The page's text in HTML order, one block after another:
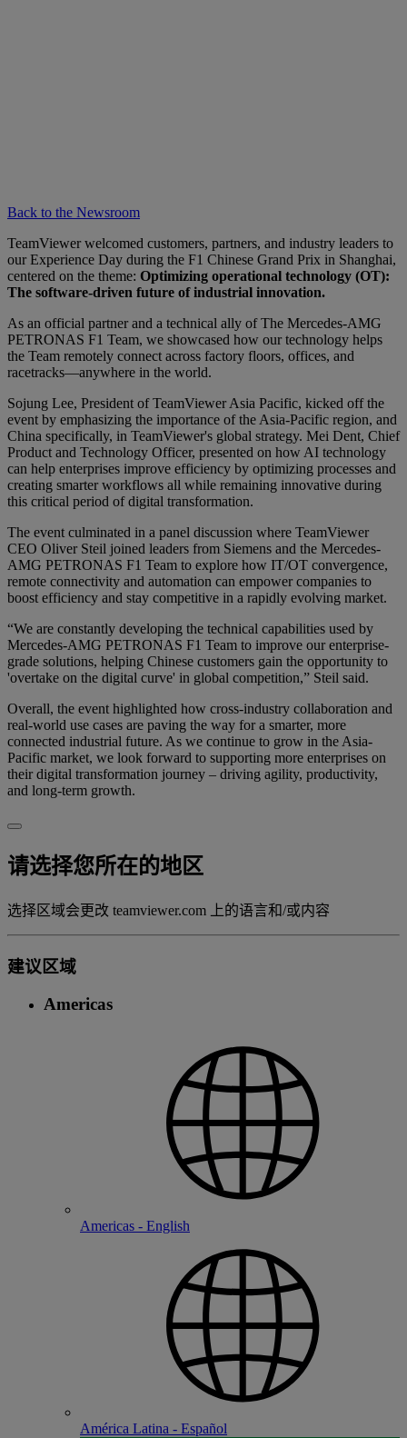
Back to the Newsroom
TeamViewer welcomed customers, partners, and industry leaders to
our Experience Day during the F1 Chinese Grand Prix in Shanghai,
centered on the theme: Optimizing operational technology (OT):
The software-driven future of industrial innovation.
As an official partner and a technical ally of The Mercedes-AMG
PETRONAS F1 Team, we showcased how our technology helps
the Team remotely connect across factory floors, offices, and
racetracks—anywhere in the world.
Sojung Lee, President of TeamViewer Asia Pacific, kicked off the
event by emphasizing the importance of the Asia-Pacific region, and
China specifically, in TeamViewer's global strategy. Mei Dent, Chief
Product and Technology Officer, presented on how AI technology
can help enterprises improve efficiency by optimizing processes and
creating smarter workflows all while remaining innovative during
this critical period of digital transformation.
The event culminated in a panel discussion where TeamViewer
CEO Oliver Steil joined leaders from Siemens and the Mercedes-
AMG PETRONAS F1 Team to explore how IT/OT convergence,
remote connectivity and automation can empower companies to
boost efficiency and stay competitive in a rapidly evolving market.
“We are constantly developing the technical capabilities used by
Mercedes-AMG PETRONAS F1 Team to improve our enterprise-
grade solutions, helping Chinese customers gain the opportunity to
'overtake on the digital curve' in global competition,” Steil said.
Overall, the event highlighted how cross-industry collaboration and
real-world use cases are paving the way for a smarter, more
connected industrial future. As we continue to grow in the Asia-
Pacific market, we look forward to supporting more enterprises on
their digital transformation journey – driving agility, productivity,
and long-term growth.
请选择您所在的地区
选择区域会更改 teamviewer.com 上的语言和/或内容
建议区域
Americas
Americas - English
América Latina - Español